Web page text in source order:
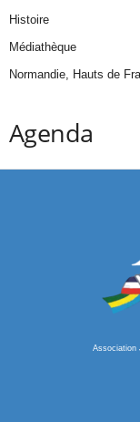
Histoire
Médiathèque
Normandie, Hauts de
Agenda
Association